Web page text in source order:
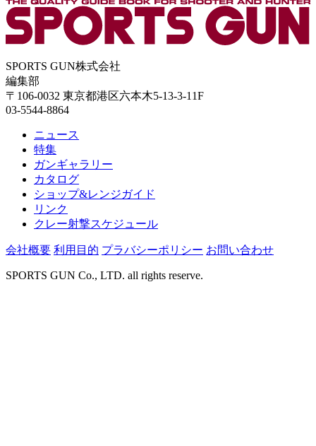
SPORTS GUN株式会社
編集部
〒106-0032 東京都港区六本木5-13-3-11F
03-5544-8864
ニュース
特集
ガンギャラリー
カタログ
ショップ&レンジガイド
リンク
クレー射撃スケジュール
会社概要 利用目的 プラバシーポリシー お問い合わせ
SPORTS GUN Co., LTD. all rights reserve.